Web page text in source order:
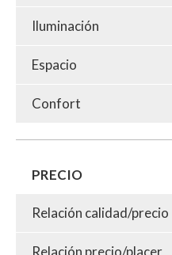
Iluminación
Espacio
Confort
PRECIO
Relación calidad/precio
Relación precio/placer